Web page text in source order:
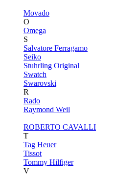
Movado
O
Omega
S
Salvatore Ferragamo
Seiko
Stuhrling Original
Swatch
Swarovski
R
Rado
Raymond Weil
ROBERTO CAVALLI
T
Tag Heuer
Tissot
Tommy Hilfiger
V